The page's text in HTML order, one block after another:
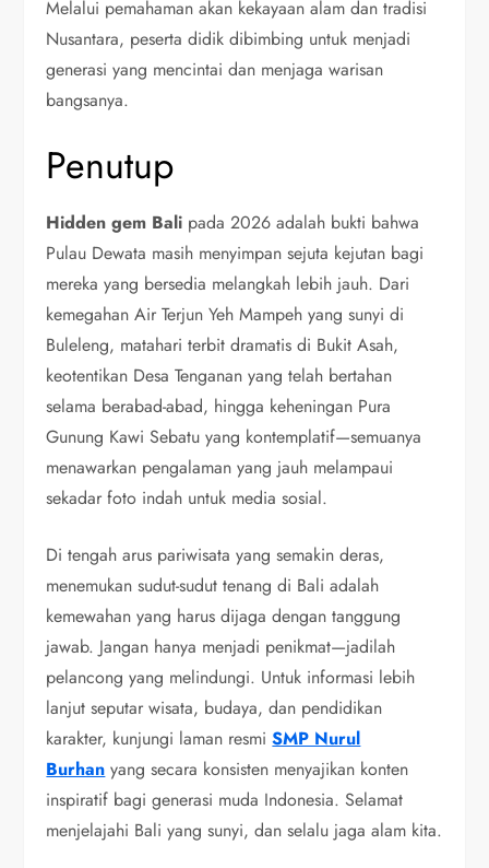
Melalui pemahaman akan kekayaan alam dan tradisi
Nusantara, peserta didik dibimbing untuk menjadi
generasi yang mencintai dan menjaga warisan
bangsanya.
Penutup
Hidden gem Bali pada 2026 adalah bukti bahwa
Pulau Dewata masih menyimpan sejuta kejutan bagi
mereka yang bersedia melangkah lebih jauh. Dari
kemegahan Air Terjun Yeh Mampeh yang sunyi di
Buleleng, matahari terbit dramatis di Bukit Asah,
keotentikan Desa Tenganan yang telah bertahan
selama berabad-abad, hingga keheningan Pura
Gunung Kawi Sebatu yang kontemplatif—semuanya
menawarkan pengalaman yang jauh melampaui
sekadar foto indah untuk media sosial.
Di tengah arus pariwisata yang semakin deras,
menemukan sudut-sudut tenang di Bali adalah
kemewahan yang harus dijaga dengan tanggung
jawab. Jangan hanya menjadi penikmat—jadilah
pelancong yang melindungi. Untuk informasi lebih
lanjut seputar wisata, budaya, dan pendidikan
karakter, kunjungi laman resmiSMP Nurul
Burhan yang secara konsisten menyajikan konten
inspiratif bagi generasi muda Indonesia. Selamat
menjelajahi Bali yang sunyi, dan selalu jaga alam kita.